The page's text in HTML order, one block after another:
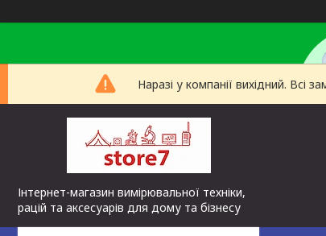
Наразі у компанії вихідний.
Інтернет-магазин вимірювальної техніки,
рацій та аксесуарів для дому та бізнесу